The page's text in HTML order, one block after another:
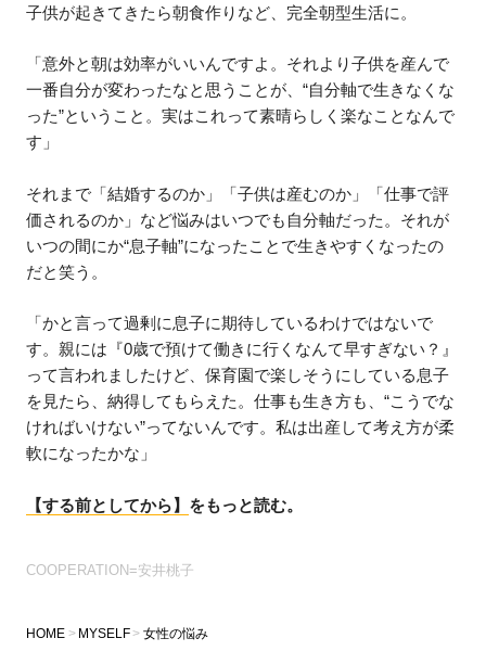
子供が起きてきたら朝食作りなど、完全朝型生活に。
「意外と朝は効率がいいんですよ。それより子供を産んで
一番自分が変わったなと思うことが、“自分軸で生きなくな
った”ということ。実はこれって素晴らしく楽なことなんで
す」
それまで「結婚するのか」「子供は産むのか」「仕事で評
価されるのか」など悩みはいつでも自分軸だった。それが
いつの間にか“息子軸”になったことで生きやすくなったの
だと笑う。
「かと言って過剰に息子に期待しているわけではないで
す。親には『0歳で預けて働きに行くなんて早すぎない？』
って言われましたけど、保育園で楽しそうにしている息子
を見たら、納得してもらえた。仕事も生き方も、“こうでな
ければいけない”ってないんです。私は出産して考え方が柔
軟になったかな」
【する前としてから】 をもっと読む。
COOPERATION=安井桃子
HOME MYSELF
女性の悩み